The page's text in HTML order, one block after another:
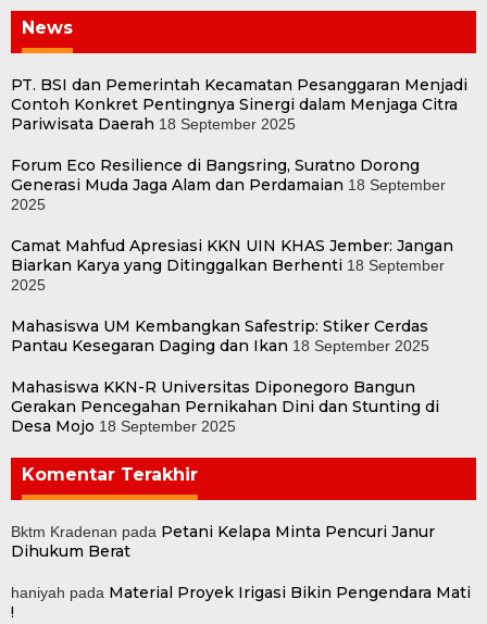
News
PT. BSI dan Pemerintah Kecamatan Pesanggaran Menjadi
Contoh Konkret Pentingnya Sinergi dalam Menjaga Citra
Pariwisata Daerah 18 September 2025
Forum Eco Resilience di Bangsring, Suratno Dorong
Generasi Muda Jaga Alam dan Perdamaian 18 September
2025
Camat Mahfud Apresiasi KKN UIN KHAS Jember: Jangan
Biarkan Karya yang Ditinggalkan Berhenti 18 September
2025
Mahasiswa UM Kembangkan Safestrip: Stiker Cerdas
Pantau Kesegaran Daging dan Ikan 18 September 2025
Mahasiswa KKN-R Universitas Diponegoro Bangun
Gerakan Pencegahan Pernikahan Dini dan Stunting di
Desa Mojo 18 September 2025
Komentar Terakhir
Bktm Kradenan pada Petani Kelapa Minta Pencuri Janur
Dihukum Berat
haniyah pada Material Proyek Irigasi Bikin Pengendara Mati
!